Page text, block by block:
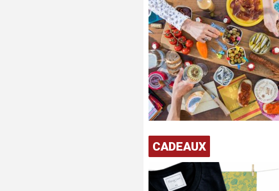
CADEAUX